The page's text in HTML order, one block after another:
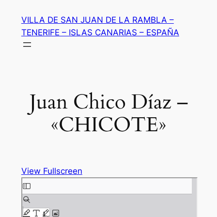
contenido
VILLA DE SAN JUAN DE LA RAMBLA –
TENERIFE – ISLAS CANARIAS – ESPAÑA
Juan Chico Díaz –
«CHICOTE»
View Fullscreen
Saltar
al
contenido